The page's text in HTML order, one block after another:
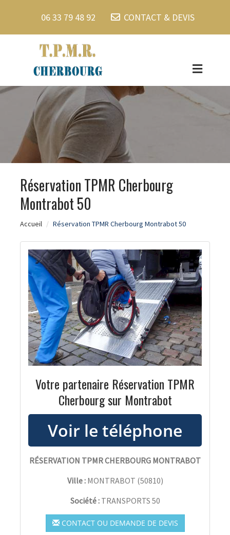
06 33 79 48 92 CONTACT & DEVIS
Réservation TPMR Cherbourg
Montrabot 50
Accueil Réservation TPMR Cherbourg Montrabot 50
Votre partenaire Réservation TPMR
Cherbourg sur Montrabot
RÉSERVATION TPMR CHERBOURG MONTRABOT
Ville : MONTRABOT (50810)
Société : TRANSPORTS 50
CONTACT OU DEMANDE DE DEVIS